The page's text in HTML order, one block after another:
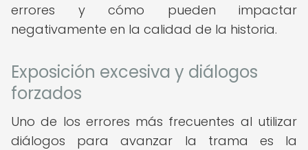
errores y cómo pueden impactar
negativamente en la calidad de la historia.
Exposición excesiva y diálogos
forzados
Uno de los errores más frecuentes al utilizar
diálogos para avanzar la trama es la